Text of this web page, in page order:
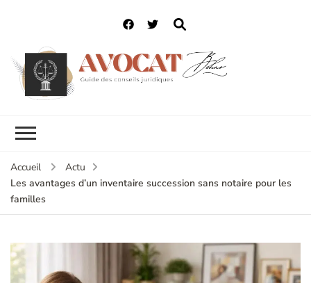
Accueil
Actu
Les avantages d’un inventaire succession sans notaire pour les
familles